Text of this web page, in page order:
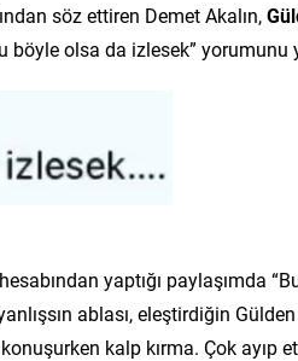
söz ettiren Demet Akalın,
böyle olsa da izlesek” yorumunu
yaptığı paylaşımda
ablası, eleştirdiğin Gülden
kalp kırma. Çok ayıp